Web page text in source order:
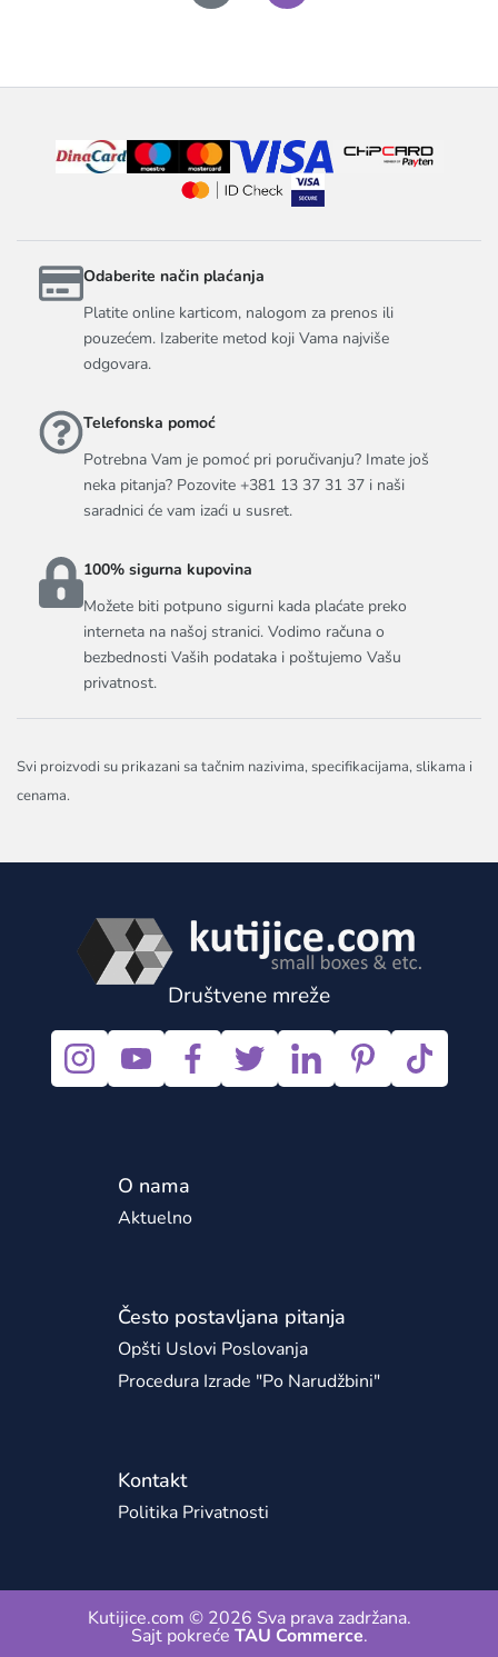
Odaberite način plaćanja
Platite online karticom, nalogom za prenos ili
pouzećem. Izaberite metod koji Vama najviše
odgovara.
Telefonska pomoć
Potrebna Vam je pomoć pri poručivanju? Imate još
neka pitanja? Pozovite +381 13 37 31 37 i naši
saradnici će vam izaći u susret.
100% sigurna kupovina
Možete biti potpuno sigurni kada plaćate preko
interneta na našoj stranici. Vodimo računa o
bezbednosti Vaših podataka i poštujemo Vašu
privatnost.
Svi proizvodi su prikazani sa tačnim nazivima, specifikacijama, slikama i
cenama.
Društvene mreže
O nama
Aktuelno
Često postavljana pitanja
Opšti Uslovi Poslovanja
Procedura Izrade "po Narudžbini"
Kontakt
Politika Privatnosti
Kutijice.com © 2026 Sva prava zadržana.
Sajt pokreće TAU Commerce.